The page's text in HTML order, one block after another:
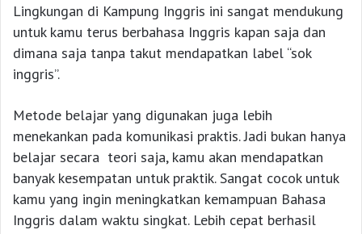
Lingkungan di Kampung Inggris ini sangat mendukung
untuk kamu terus berbahasa Inggris kapan saja dan
dimana saja tanpa takut mendapatkan label “sok
inggris”.
Metode belajar yang digunakan juga lebih
menekankan pada komunikasi praktis. Jadi bukan hanya
belajar secara teori saja, kamu akan mendapatkan
banyak kesempatan untuk praktik. Sangat cocok untuk
kamu yang ingin meningkatkan kemampuan Bahasa
Inggris dalam waktu singkat. Lebih cepat berhasil